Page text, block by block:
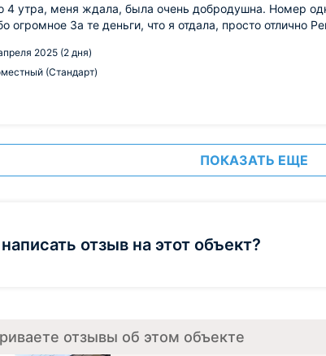
4 утра, меня ждала, была очень добродушна. Номер
огромное За те деньги, что я отдала, просто отлично
2025 (2 дня)
(Стандарт)
ПОКАЗАТЬ ЕЩЕ
отзыв на этот объект?
отзывы об этом объекте